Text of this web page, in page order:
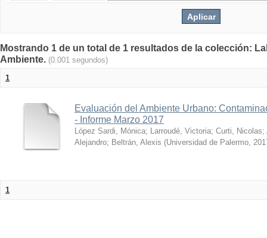
Mostrando 1 de un total de 1 resultados de la colección:
Ambiente. (0.001 segundos)
1
Evaluación del Ambiente Urbano:
- Informe Marzo 2017
López Sardi, Mónica; Larroudé, Victoria; Curti, Nicolas;
Alejandro; Beltrán, Alexis (Universidad de Palermo,
1